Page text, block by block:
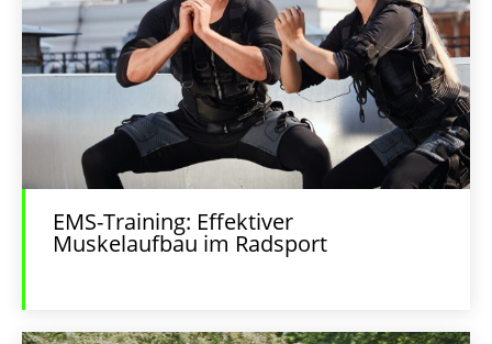
EMS-Training: Effektiver
Muskelaufbau im Radsport